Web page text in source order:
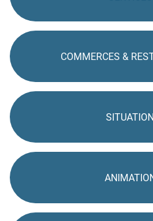
COMMERCES &
SITUATION